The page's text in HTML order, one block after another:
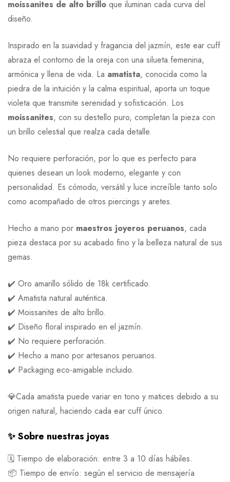
moissanites de alto brillo que iluminan cada curva del
diseño.
Inspirado en la suavidad y fragancia del jazmín, este ear cuff
abraza el contorno de la oreja con una silueta femenina,
armónica y llena de vida. La amatista, conocida como la
piedra de la intuición y la calma espiritual, aporta un toque
violeta que transmite serenidad y sofisticación. Los
moissanites, con su destello puro, completan la pieza con
un brillo celestial que realza cada detalle.
No requiere perforación, por lo que es perfecto para
quienes desean un look moderno, elegante y con
personalidad. Es cómodo, versátil y luce increíble tanto solo
como acompañado de otros piercings y aretes.
Hecho a mano por maestros joyeros peruanos, cada
pieza destaca por su acabado fino y la belleza natural de sus
gemas.
✔️ Oro amarillo sólido de 18k certificado.
✔️ Amatista natural auténtica.
✔️ Moissanites de alto brillo.
✔️ Diseño floral inspirado en el jazmín.
✔️ No requiere perforación.
✔️ Hecho a mano por artesanos peruanos.
✔️ Packaging eco-amigable incluido.
💎Cada amatista puede variar en tono y matices debido a su
origen natural, haciendo cada ear cuff único.
✨ Sobre nuestras joyas
🗓 Tiempo de elaboración: entre 3 a 10 días hábiles.
📦 Tiempo de envío: según el servicio de mensajería